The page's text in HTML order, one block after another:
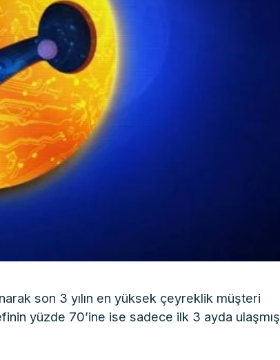
son 3 yılın en yüksek çeyreklik müşteri
yüzde 70’ine ise sadece ilk 3 ayda ulaşmış